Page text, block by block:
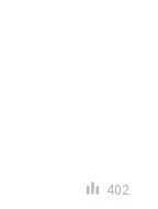
402